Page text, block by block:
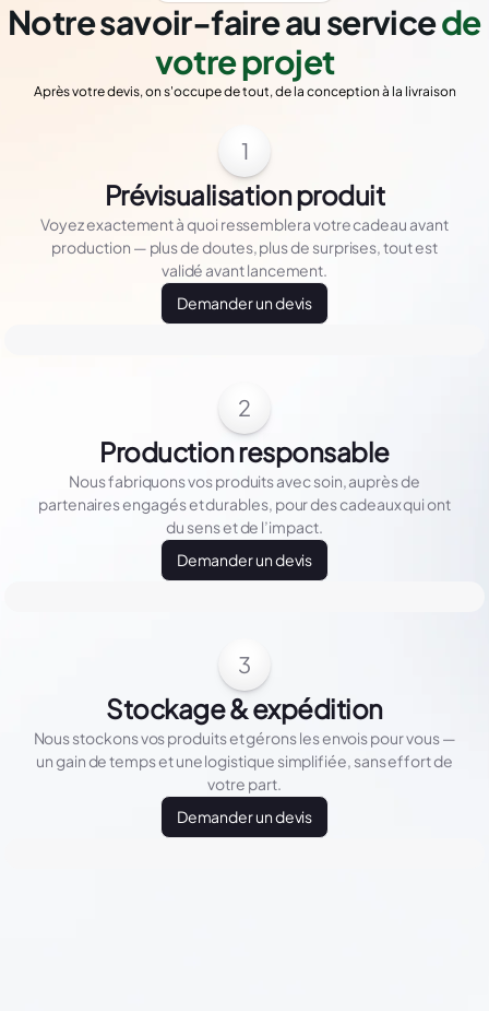
Notre savoir-faire au servicede
votre projet
Après votre devis, on s'occupe de tout, de la conception à la livraison
1
Prévisualisation produit
Voyez exactement à quoi ressemblera votre cadeau avant
production — plus de doutes, plus de surprises, tout est
validé avant lancement.
Demander un devis
2
Production responsable
Nous fabriquons vos produits avec soin, auprès de
partenaires engagés et durables, pour des cadeaux qui ont
du sens et de l’impact.
Demander un devis
3
Stockage & expédition
Nous stockons vos produits et gérons les envois pour vous —
un gain de temps et une logistique simplifiée, sans effort de
votre part.
Demander un devis